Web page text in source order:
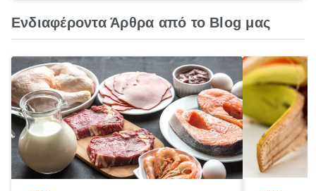
Ενδιαφέροντα Άρθρα από το Blog μας